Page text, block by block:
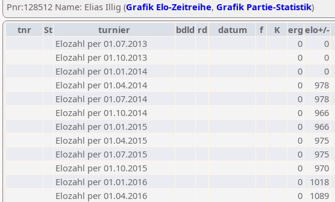
Pnr:128512 Name: Elias Illig (Grafik Elo-Zeitreihe, Grafik Partie-Statistik)
tnr
St turnier bdld rd datum f K erg elo+/-
Elozahl per 01.07.2013
0
0
Elozahl per 01.10.2013
0
0
Elozahl per 01.01.2014
0
0
Elozahl per 01.04.2014
0
978
Elozahl per 01.07.2014
0
978
Elozahl per 01.10.2014
0
966
Elozahl per 01.01.2015
0
966
Elozahl per 01.04.2015
0
975
Elozahl per 01.07.2015
0
975
Elozahl per 01.10.2015
0
970
Elozahl per 01.01.2016
0
1018
Elozahl per 01.04.2016
0
1089